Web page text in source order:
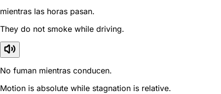
mientras las horas pasan.
They do not smoke while driving.
No fuman mientras conducen.
Motion is absolute while stagnation is relative.